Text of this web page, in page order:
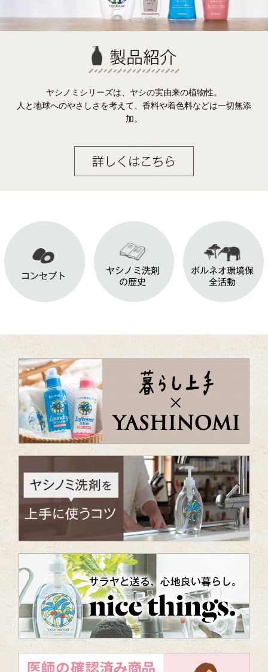
製品紹介
ヤシノミシリーズは、ヤシの実由来の植物性。
人と地球へのやさしさを考えて、香料や着色料などは一切無添
加。
詳しくはこちら
コンセプト
ヤシノミ洗剤
の歴史
ボルネオ環境保
全活動